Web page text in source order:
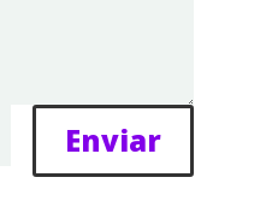
Enviar